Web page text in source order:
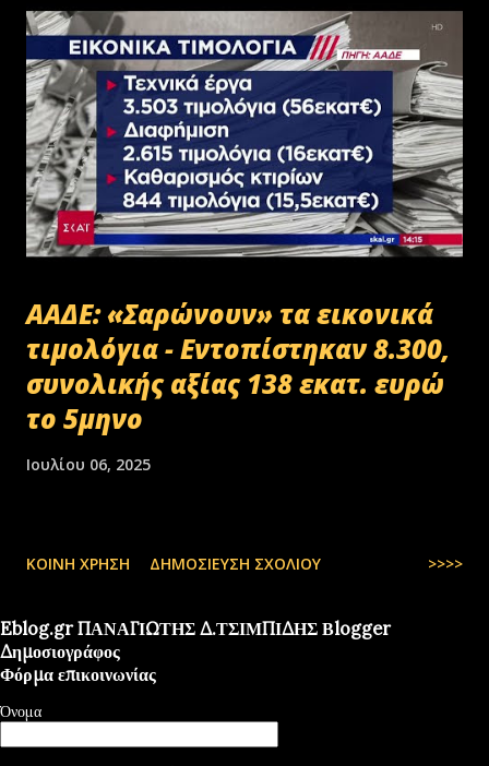
ΑΑΔΕ: «Σαρώνουν» τα εικονικά
τιμολόγια - Εντοπίστηκαν 8.300,
συνολικής αξίας 138 εκατ. ευρώ
το 5μηνο
Ιουλίου 06, 2025
ΚΟΙΝΉ ΧΡΉΣΗ ΔΗΜΟΣΊΕΥΣΗ ΣΧΟΛΊΟΥ >>>>
Eblog.gr ΠΑΝΑΓΙΩΤΗΣ Δ.ΤΣΙΜΠΙΔΗΣ Βlogger
Δημοσιογράφος
Φόρμα επικοινωνίας
Όνομα